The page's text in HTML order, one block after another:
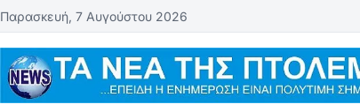
Μετάβαση στο περιεχόμενο
Παρασκευή, 7 Αυγούστου 2026